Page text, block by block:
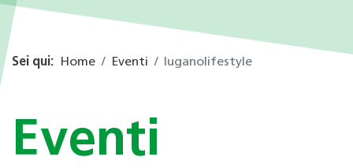
Sei qui: Home Eventi luganolifestyle
Eventi